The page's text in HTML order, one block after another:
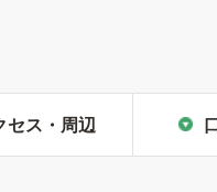
セス・周辺